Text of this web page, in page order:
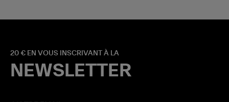
20 € EN VOUS INSCRIVANT À LA
NEWSLETTER